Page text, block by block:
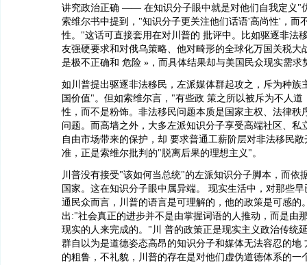
讲究政治正确 —— 在知识分子眼中就是对他们自我定义"
索维尔书中提到，"知识分子更关注他们话语'高尚性'，而
性。"这话可直接套用在对川普的 批评中。比如驱逐非法
友强硬要求和对俄乌策略、他对畸形的全球化万国关税大
是极不正确和 危险 »，而具体结果却与美国⺠众现实需求
如川普提出驱逐非法移⺠，左派媒体群起攻之，斥为种族
国价值"。但如索维尔言，"有些政 策之所以被斥为不人道
性，而不是粉饰。非法移⺠问题本质是国家主权、法律秩
问题。而高墙之外，大多左派知识分子享受高端社区、私
自由市场带来的保护，却 要求普通工薪阶层对非法移⺠
准，正是索维尔批判的"脱离后果的理想主义"。
川普没有接受"该如何当总统"的左派知识分子脚本，而依
国家。这在知识分子眼中属异端。 现实生活中，对那些
通⺠众而言，川普的语言是可理解的，他的政策是可感的
出:"社会真正的进步并不是由掌握词语的人推动，而是由
现实的人来完成的。"川 普的政策正是现实主义政治传统
群自以为是道德姿态高昂的知识分子和媒体无法容忍的地
的粗鲁，不礼貌，川普的存在是对他们虚伪道德体系的一